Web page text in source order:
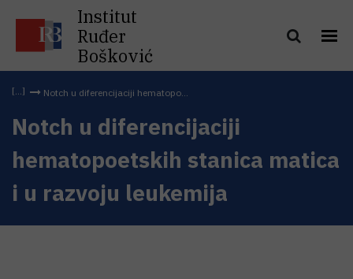
Institut
Ruđer
Bošković
Notch u diferencijaciji hematopo...
Notch u diferencijaciji
hematopoetskih stanica matica
i u razvoju leukemija